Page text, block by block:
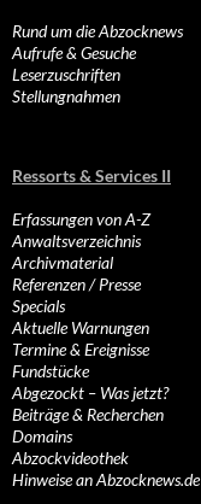
Rund um die Abzocknews
Aufrufe & Gesuche
Leserzuschriften
Stellungnahmen
Ressorts & Services II
Erfassungen von A-Z
Anwaltsverzeichnis
Archivmaterial
Referenzen / Presse
Specials
Aktuelle Warnungen
Termine & Ereignisse
Fundstücke
Abgezockt – Was jetzt?
Beiträge & Recherchen
Domains
Abzockvideothek
Hinweise an Abzocknews.de